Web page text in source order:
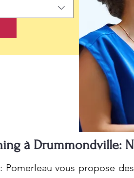
à Drummondville:
Pomerleau vous propose